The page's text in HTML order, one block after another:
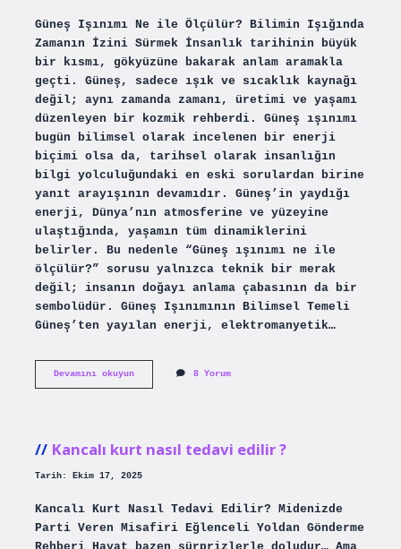
Güneş Işınımı Ne ile Ölçülür? Bilimin Işığında
Zamanın İzini Sürmek İnsanlık tarihinin büyük
bir kısmı, gökyüzüne bakarak anlam aramakla
geçti. Güneş, sadece ışık ve sıcaklık kaynağı
değil; aynı zamanda zamanı, üretimi ve yaşamı
düzenleyen bir kozmik rehberdi. Güneş ışınımı
bugün bilimsel olarak incelenen bir enerji
biçimi olsa da, tarihsel olarak insanlığın
bilgi yolculuğundaki en eski sorulardan birine
yanıt arayışının devamıdır. Güneş’in yaydığı
enerji, Dünya’nın atmosferine ve yüzeyine
ulaştığında, yaşamın tüm dinamiklerini
belirler. Bu nedenle “Güneş ışınımı ne ile
ölçülür?” sorusu yalnızca teknik bir merak
değil; insanın doğayı anlama çabasının da bir
sembolüdür. Güneş Işınımının Bilimsel Temeli
Güneş’ten yayılan enerji, elektromanyetik…
Devamını okuyunGüneş
ışınımı
8 Yorum
Kancalı kurt nasıl tedavi edilir ?
Tarih: Ekim 17, 2025
Kancalı Kurt Nasıl Tedavi Edilir? Midenizde
Parti Veren Misafiri Eğlenceli Yoldan Gönderme